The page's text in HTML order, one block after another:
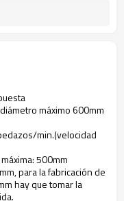
máximo 600mm
min.(velocidad
500mm
para la fabricación de
hay que tomar la